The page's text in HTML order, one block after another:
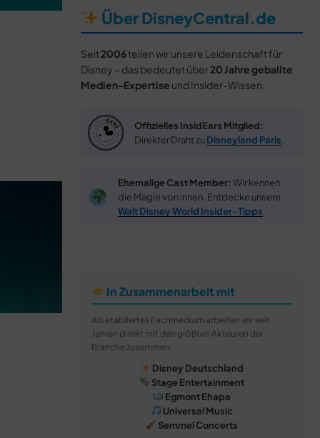
Über DisneyCentral.de
Seit 2006teilen wir unsere Leidenschaft für
Disney – das bedeutet über 20 Jahre geballte
Medien-Expertise und Insider-Wissen.
Offizielles InsidEars Mitglied:
Direkter Draht zuDisneyland Paris
Ehemalige Cast Member: Wir kennen
die Magie von innen. Entdecke unsere
Walt Disney World Insider-Tipps
In Zusammenarbeit mit
Als etabliertes Fachmedium arbeiten wir seit
Jahren direkt mit den größten Akteuren der
Branche zusammen:
Disney Deutschland
Stage Entertainment
Egmont Ehapa
Universal Music
Semmel Concerts